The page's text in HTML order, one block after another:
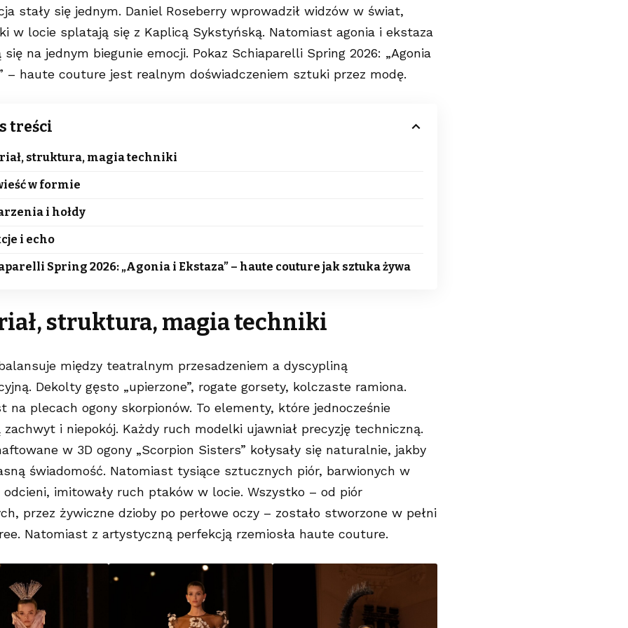
stały się jednym. Daniel Roseberry wprowadził widzów w świat,
w locie splatają się z Kaplicą Sykstyńską. Natomiast agonia i ekstaza
się na jednym biegunie emocji. Pokaz Schiaparelli Spring 2026: „Agonia
– haute couture jest realnym doświadczeniem sztuki przez modę.
treści
struktura, magia techniki
w formie
i hołdy
i echo
Spring 2026: „Agonia i Ekstaza” – haute couture jak sztuka żywa
struktura, magia techniki
między teatralnym przesadzeniem a dyscypliną
Dekolty gęsto „upierzone”, rogate gorsety, kolczaste ramiona.
na plecach ogony skorpionów. To elementy, które jednocześnie
zachwyt i niepokój. Każdy ruch modelki ujawniał precyzję techniczną.
w 3D ogony „Scorpion Sisters” kołysały się naturalnie, jakby
świadomość. Natomiast tysiące sztucznych piór, barwionych w
odcieni, imitowały ruch ptaków w locie. Wszystko – od piór
przez żywiczne dzioby po perłowe oczy – zostało stworzone w pełni
Natomiast z artystyczną perfekcją rzemiosła haute couture.